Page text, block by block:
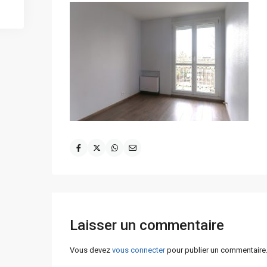
Laisser un commentaire
Vous devez vous connecterpour publier un commentaire.